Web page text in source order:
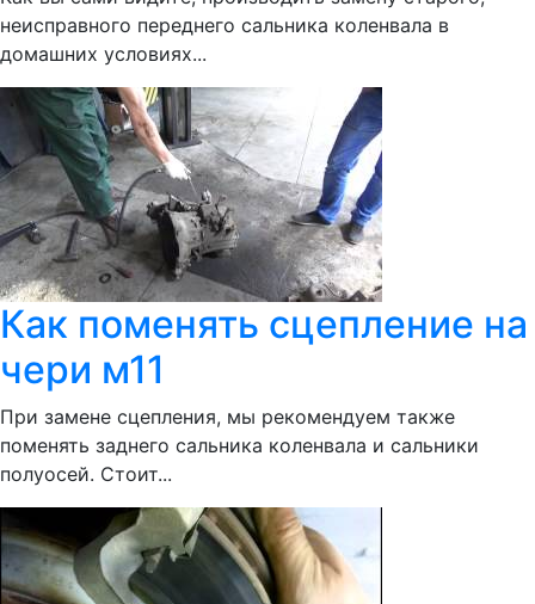
неисправного переднего сальника коленвала в
домашних условиях...
Как поменять сцепление на
чери м11
При замене сцепления, мы рекомендуем также
поменять заднего сальника коленвала и сальники
полуосей. Стоит...